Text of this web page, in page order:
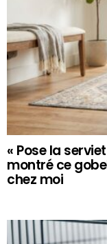
« Pose la
montré ce
chez moi